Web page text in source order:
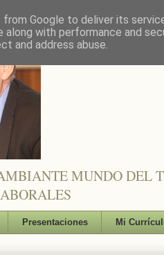
MUNDO DEL
Presentaciones Mi
Google to deliver its
along with performance and
and address abuse.